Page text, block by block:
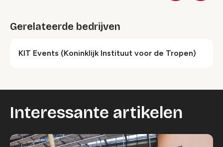
Gerelateerde bedrijven
KIT Events (Koninklijk Instituut voor de Tropen)
Interessante artikelen